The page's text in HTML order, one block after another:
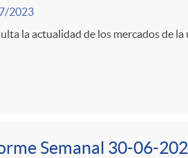
2023
la actualidad de los mercados de la
Semanal 30-06-